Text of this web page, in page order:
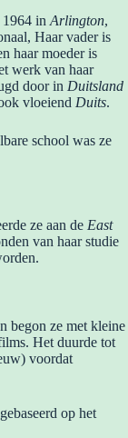
in Arlington,
Haar vader is
haar moeder is
werk van haar
door in Duitsland
vloeiend Duits.
school was ze
ze aan de East
van haar studie
begon ze met kleine
Het duurde tot
voordat
op het